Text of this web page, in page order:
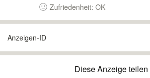
Zufriedenheit: OK
Anzeigen-ID
Diese Anzeige teilen